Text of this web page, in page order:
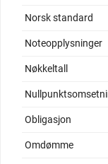
Norsk standard
Noteopplysninger
Nøkkeltall
Obligasjon
Omdømme